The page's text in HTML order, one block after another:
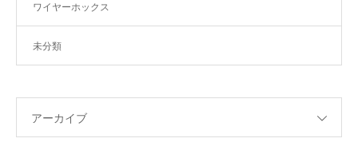
ワイヤーホックス
未分類
アーカイブ